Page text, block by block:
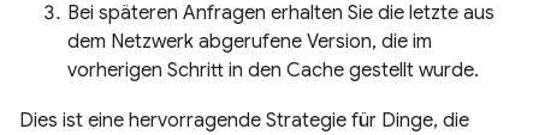
Bei späteren Anfragen erhalten Sie die letzte aus
dem Netzwerk abgerufene Version, die im
vorherigen Schritt in den Cache gestellt wurde.
Dies ist eine hervorragende Strategie für Dinge, die